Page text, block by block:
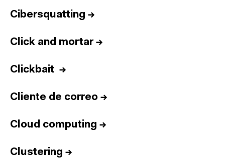
Cibersquatting →
Click and mortar→
Clickbait →
Cliente de correo →
Cloud computing →
Clustering →